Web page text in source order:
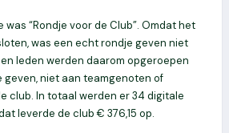
“Rondje voor de Club”. Omdat het
was een echt rondje geven niet
leden werden daarom opgeroepen
niet aan teamgenoten of
club. In totaal werden er 34 digitale
leverde de club € 376,15 op.